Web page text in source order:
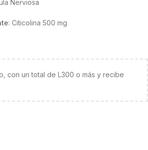
Nerviosa
: Citicolina 500 mg
con un total de L300 o más y recibe